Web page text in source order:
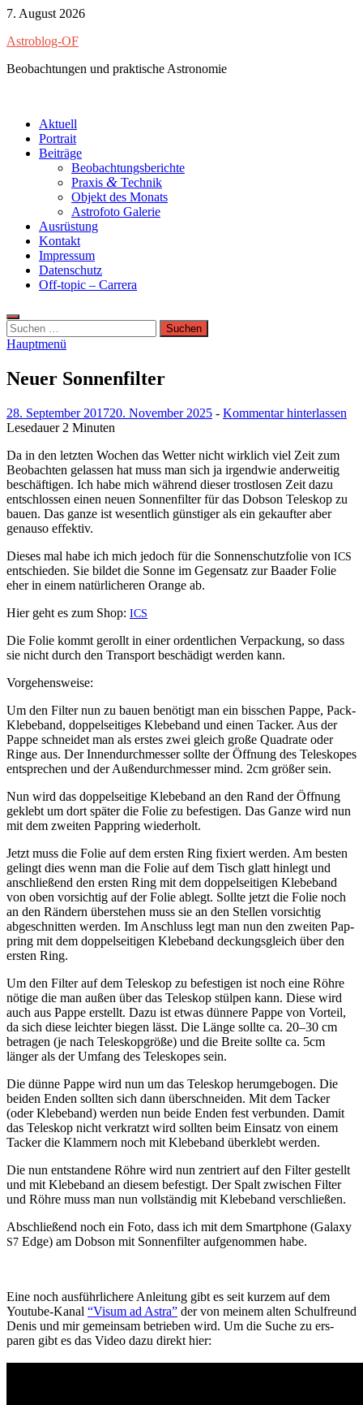
Zum
springen
7. August 2026
Astroblog-OF
Beobachtungen und praktische Astronomie
Aktuell
Portrait
Beiträge
Beobachtungsberichte
Praxis & Technik
Objekt des Monats
Astrofoto Galerie
Ausrüstung
Kontakt
Impressum
Datenschutz
Off-topic – Carrera
Suchen
nach:
Hauptmenü
Neuer Sonnenfilter
28. September 201720. November 2025 - Kommentar hinterlassen
Lesedauer 2 Minuten
Da in den let­zten Wochen das Wet­ter nicht wirk­lich viel Zeit zum
Beobacht­en gelassen hat muss man sich ja irgend­wie ander­weit­ig
beschäfti­gen. Ich habe mich während dieser trost­losen Zeit dazu
entschlossen einen neuen Son­nen­fil­ter für das Dob­son Teleskop zu
bauen. Das ganze ist wesentlich gün­stiger als ein gekaufter aber
genau­so effektiv.
Dieses mal habe ich mich jedoch für die Son­nen­schutz­folie von ICS
entsch­ieden. Sie bildet die Sonne im Gegen­satz zur Baad­er Folie
eher in einem natür­licheren Orange ab.
Hier geht es zum Shop: ICS
Die Folie kommt gerollt in ein­er ordentlichen Ver­pack­ung, so dass
sie nicht durch den Trans­port beschädigt wer­den kann.
Vorge­hensweise:
Um den Fil­ter nun zu bauen benötigt man ein biss­chen Pappe, Pack-
Kle­be­band, dop­pel­seit­iges Kle­be­band und einen Tack­er. Aus der
Pappe schnei­det man als erstes zwei gle­ich große Quadrate oder
Ringe aus. Der Innen­durchmess­er sollte der Öff­nung des Teleskopes
entsprechen und der Außen­durchmess­er mind. 2cm größer sein.
Nun wird das dop­pel­seit­ige Kle­be­band an den Rand der Öff­nung
gek­lebt um dort später die Folie zu befes­ti­gen. Das Ganze wird nun
mit dem zweit­en Pap­pring wiederholt.
Jet­zt muss die Folie auf dem ersten Ring fix­iert wer­den. Am besten
gelingt dies wenn man die Folie auf dem Tisch glatt hin­legt und
anschließend den ersten Ring mit dem dop­pel­seit­i­gen Kle­be­band
von oben vor­sichtig auf der Folie ablegt. Sollte jet­zt die Folie noch
an den Rän­dern über­ste­hen muss sie an den Stellen vor­sichtig
abgeschnit­ten wer­den. Im Anschluss legt man nun den zweit­en Pap­
pring mit dem dop­pel­seit­i­gen Kle­be­band deck­ungs­gle­ich über den
ersten Ring.
Um den Fil­ter auf dem Teleskop zu befes­ti­gen ist noch eine Röhre
nötige die man außen über das Teleskop stülpen kann. Diese wird
auch aus Pappe erstellt. Dazu ist etwas dün­nere Pappe von Vorteil,
da sich diese leichter biegen lässt. Die Länge sollte ca. 20–30 cm
betra­gen (je nach Teleskop­größe) und die Bre­ite sollte ca. 5cm
länger als der Umfang des Teleskopes sein.
Die dünne Pappe wird nun um das Teleskop herumge­bo­gen. Die
bei­den Enden soll­ten sich dann über­schnei­den. Mit dem Tack­er
(oder Kle­be­band) wer­den nun bei­de Enden fest ver­bun­den. Damit
das Teleskop nicht verkratzt wird soll­ten beim Ein­satz von einem
Tack­er die Klam­mern noch mit Kle­be­band überklebt werden.
Die nun ent­standene Röhre wird nun zen­tri­ert auf den Fil­ter gestellt
und mit Kle­be­band an diesem befes­tigt. Der Spalt zwis­chen Fil­ter
und Röhre muss man nun voll­ständig mit Kle­be­band verschließen.
Abschließend noch ein Foto, dass ich mit dem Smart­phone (Galaxy
S7 Edge) am Dob­son mit Son­nen­fil­ter aufgenom­men habe.
Eine noch aus­führlichere Anleitung gibt es seit kurzem auf dem
Youtube-Kanal “Visum ad Astra” der von meinem alten Schul­fre­und
Denis und mir gemein­sam betrieben wird. Um die Suche zu ers­
paren gibt es das Video dazu direkt hier: